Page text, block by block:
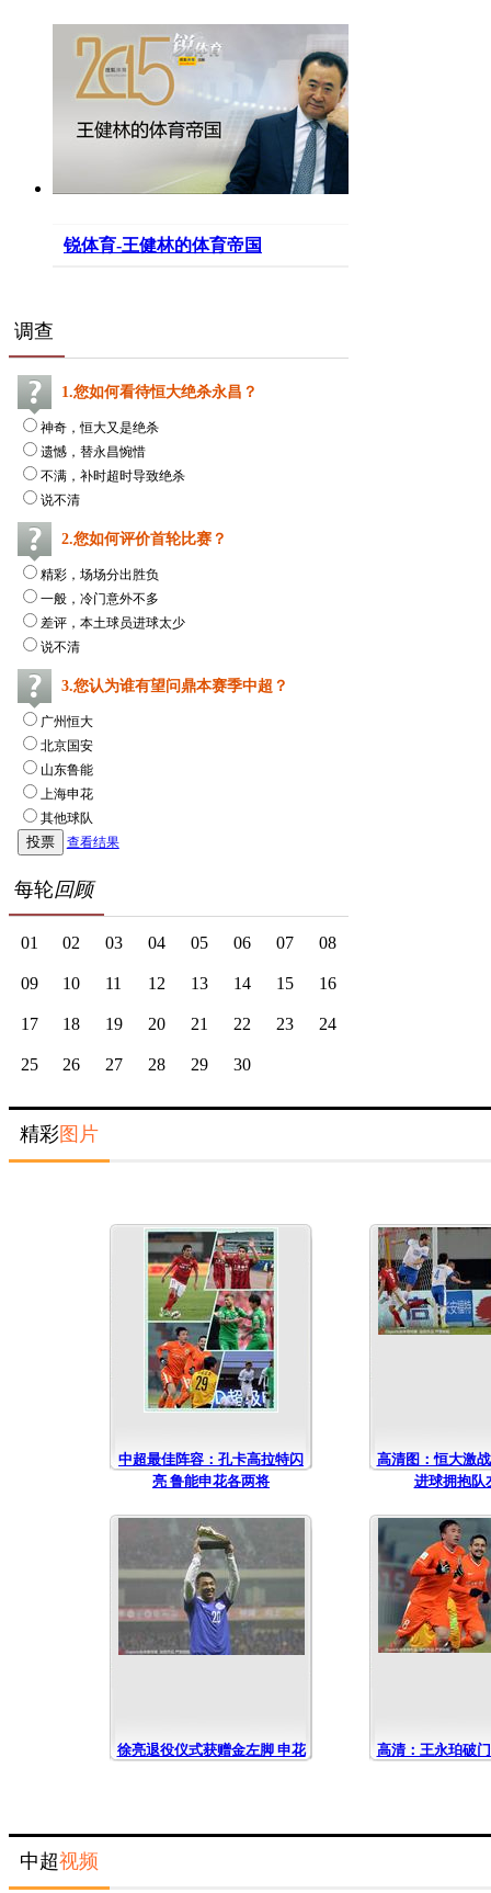
锐体育-王健林的体育帝国
调查
1.您如何看待恒大绝杀永昌？
神奇，恒大又是绝杀
遗憾，替永昌惋惜
不满，补时超时导致绝杀
说不清
2.您如何评价首轮比赛？
精彩，场场分出胜负
一般，冷门意外不多
差评，本土球员进球太少
说不清
3.您认为谁有望问鼎本赛季中超？
广州恒大
北京国安
山东鲁能
上海申花
其他球队
查看结果
每轮回顾
01 02 03 04 05 06 07 08
09 10 11 12 13 14 15 16
17 18 19 20 21 22 23 24
25 26 27 28 29 30
精彩图片
中超最佳阵容：孔卡高拉特闪
亮 鲁能申花各两将
高清图：恒大激
进球拥抱队
徐亮退役仪式获赠金左脚 申花
高清：王永珀破
中超视频